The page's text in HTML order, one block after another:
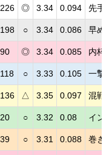
◎ 3.34 0.094 先手
○ 3.34 0.086 早め
◎ 3.34 0.085 内枠
○ 3.33 0.105 一撃
△ 3.35 0.097 混戦
○ 3.32 0.08 イン
○ 3.31 0.088 巻き